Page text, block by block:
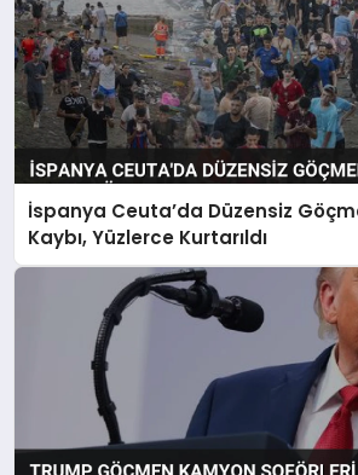
İspanya Ceuta’da Düzensiz
Kaybı, Yüzlerce Kurtarıldı